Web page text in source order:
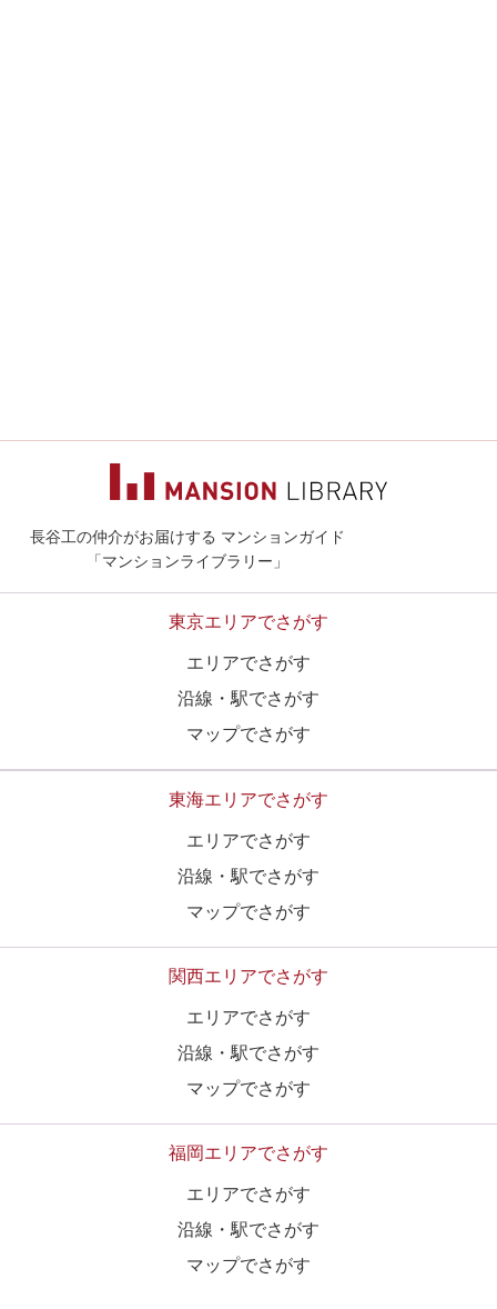
長谷工の仲介がお届けする マンションガイド
「マンションライブラリー」
東京エリアでさがす
エリアでさがす
沿線・駅でさがす
マップでさがす
東海エリアでさがす
エリアでさがす
沿線・駅でさがす
マップでさがす
関西エリアでさがす
エリアでさがす
沿線・駅でさがす
マップでさがす
福岡エリアでさがす
エリアでさがす
沿線・駅でさがす
マップでさがす